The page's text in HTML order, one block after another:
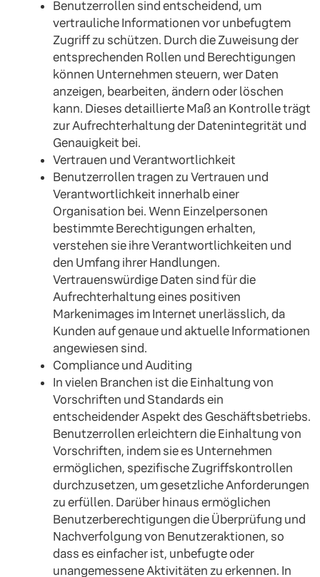
Benutzerrollen sind entscheidend, um
vertrauliche Informationen vor unbefugtem
Zugriff zu schützen. Durch die Zuweisung der
entsprechenden Rollen und Berechtigungen
können Unternehmen steuern, wer Daten
anzeigen, bearbeiten, ändern oder löschen
kann. Dieses detaillierte Maß an Kontrolle trägt
zur Aufrechterhaltung der Datenintegrität und
Genauigkeit bei.
Vertrauen und Verantwortlichkeit
Benutzerrollen tragen zu Vertrauen und
Verantwortlichkeit innerhalb einer
Organisation bei. Wenn Einzelpersonen
bestimmte Berechtigungen erhalten,
verstehen sie ihre Verantwortlichkeiten und
den Umfang ihrer Handlungen.
Vertrauenswürdige Daten sind für die
Aufrechterhaltung eines positiven
Markenimages im Internet unerlässlich, da
Kunden auf genaue und aktuelle Informationen
angewiesen sind.
Compliance und Auditing
In vielen Branchen ist die Einhaltung von
Vorschriften und Standards ein
entscheidender Aspekt des Geschäftsbetriebs.
Benutzerrollen erleichtern die Einhaltung von
Vorschriften, indem sie es Unternehmen
ermöglichen, spezifische Zugriffskontrollen
durchzusetzen, um gesetzliche Anforderungen
zu erfüllen. Darüber hinaus ermöglichen
Benutzerberechtigungen die Überprüfung und
Nachverfolgung von Benutzeraktionen, so
dass es einfacher ist, unbefugte oder
unangemessene Aktivitäten zu erkennen. In